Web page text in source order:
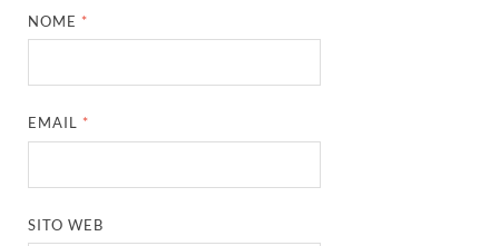
NOME *
EMAIL *
SITO WEB